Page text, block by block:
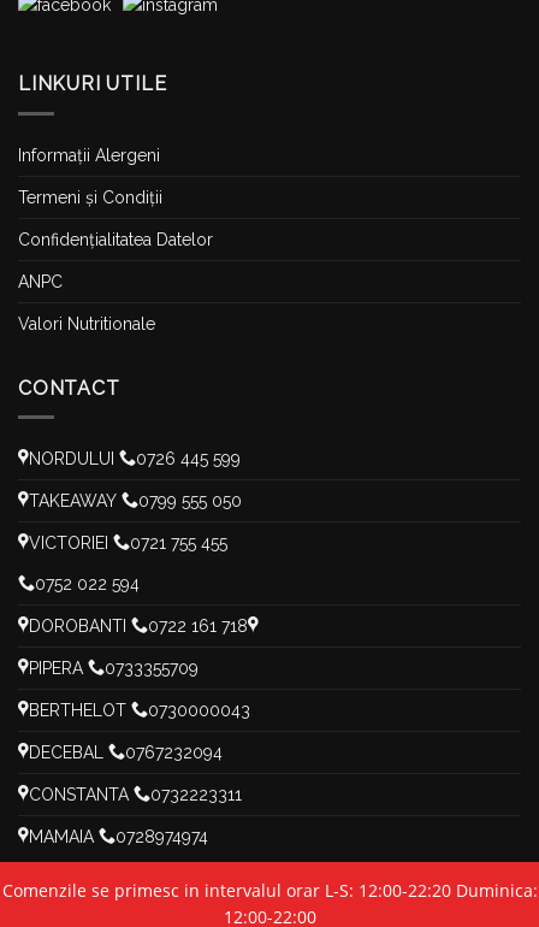
LINKURI UTILE
Informații Alergeni
Termeni și Condiții
Confidențialitatea Datelor
ANPC
Valori Nutritionale
CONTACT
NORDULUI 0726 445 599
TAKEAWAY 0799 555 050
VICTORIEI 0721 755 455
0752 022 594
DOROBANTI 0722 161 718
PIPERA 0733355709
BERTHELOT 0730000043
DECEBAL 0767232094
CONSTANTA 0732223311
MAMAIA 0728974974
Politica Cookies
Comenzile se primesc in intervalul orar L-S: 12:00-22:20 Duminica:
12:00-22:00